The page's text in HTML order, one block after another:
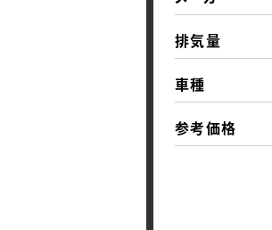
排気量
車種
参考価格